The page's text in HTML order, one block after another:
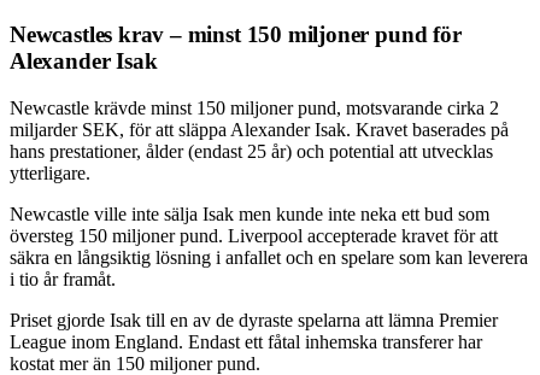
Newcastles krav – minst 150 miljoner pund för
Alexander Isak
Newcastle krävde minst 150 miljoner pund, motsvarande cirka 2
miljarder SEK, för att släppa Alexander Isak. Kravet baserades på
hans prestationer, ålder (endast 25 år) och potential att utvecklas
ytterligare.
Newcastle ville inte sälja Isak men kunde inte neka ett bud som
översteg 150 miljoner pund. Liverpool accepterade kravet för att
säkra en långsiktig lösning i anfallet och en spelare som kan leverera
i tio år framåt.
Priset gjorde Isak till en av de dyraste spelarna att lämna Premier
League inom England. Endast ett fåtal inhemska transferer har
kostat mer än 150 miljoner pund.